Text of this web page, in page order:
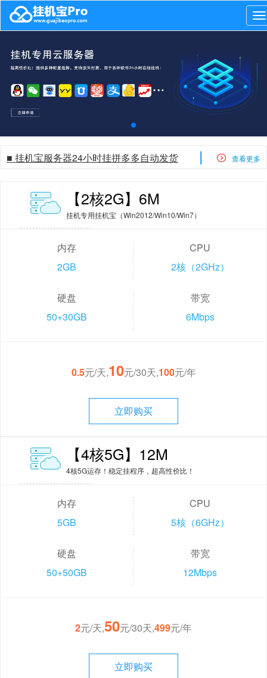
查看更多
■ 挂机宝服务器24小时挂拼多多自动发货
【2核2G】6M
挂机专用挂机宝（Win2012/Win10/Win7）
内存
2GB
CPU
2核（2GHz）
硬盘
50+30GB
带宽
6Mbps
0.5元/天,10元/30天,100元/年
立即购买
【4核5G】12M
4核5G运存！稳定挂程序，超高性价比！
内存
5GB
CPU
5核（6GHz）
硬盘
50+50GB
带宽
12Mbps
2元/天,50元/30天,499元/年
立即购买